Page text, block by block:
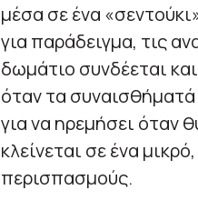
μέσα σε ένα
για παράδειγμα, τις
δωμάτιο συνδέεται
όταν τα
για να ηρεμήσει όταν
κλείνεται σε ένα
περισπασμούς.